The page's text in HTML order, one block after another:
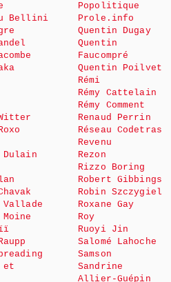
Bellini
Dulain
et
Popolitique
Prole.info
Quentin Dugay
Quentin
Faucompré
Quentin Poilvet
Rémi
Rémy Cattelain
Rémy Comment
Renaud Perrin
Réseau Codetras
Revenu
Rezon
Rizzo Boring
Robert Gibbings
Robin Szczygiel
Roxane Gay
Roy
Ruoyi Jin
Salomé Lahoche
Samson
Sandrine
Allier-Guépin